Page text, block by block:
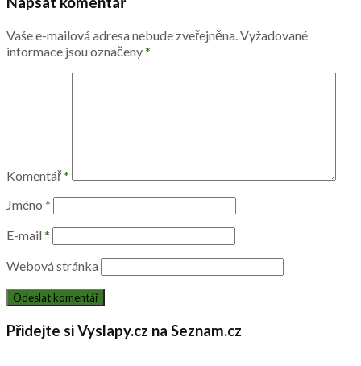
Vaše e-mailová adresa nebude zveřejněna.Vyžadované
informace jsou označeny*
Komentář*
Jméno *
E-mail *
Webová stránka
Přidejte si Vyslapy.cz na Seznam.cz